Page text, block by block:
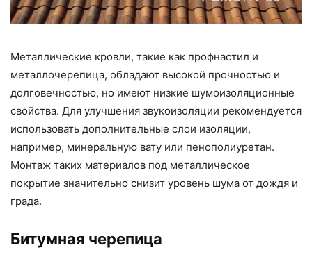
Металлические кровли, такие как профнастил и
металлочерепица, обладают высокой прочностью и
долговечностью, но имеют низкие шумоизоляционные
свойства. Для улучшения звукоизоляции рекомендуется
использовать дополнительные слои изоляции,
например, минеральную вату или пенополиуретан.
Монтаж таких материалов под металлическое
покрытие значительно снизит уровень шума от дождя и
града.
Битумная черепица